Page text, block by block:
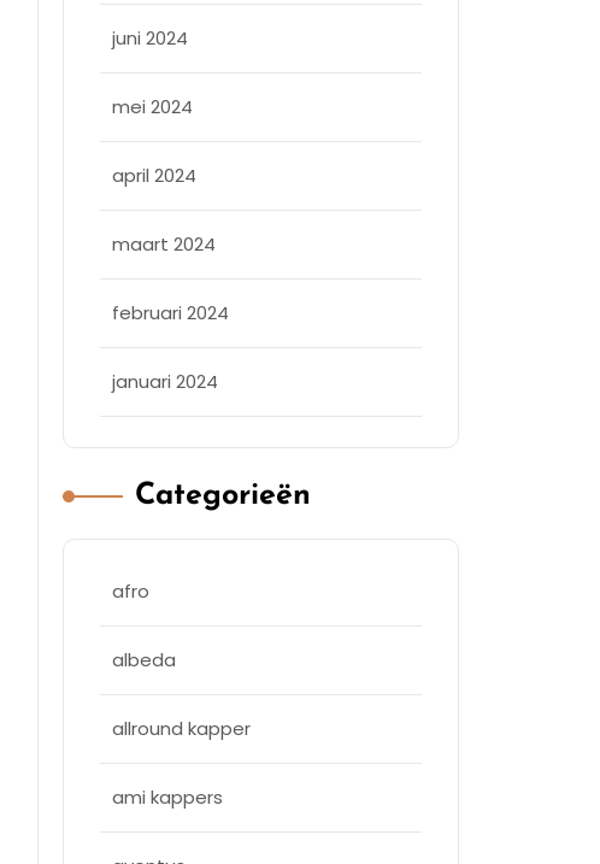
juni 2024
mei 2024
april 2024
maart 2024
februari 2024
januari 2024
Categorieën
afro
albeda
allround kapper
ami kappers